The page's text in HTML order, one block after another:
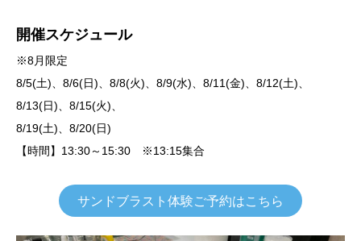
開催スケジュール
※8月限定
8/5(土)、8/6(日)、8/8(火)、8/9(水)、8/11(金)、8/12(土)、
8/13(日)、8/15(火)、
8/19(土)、8/20(日)
【時間】13:30～15:30 ※13:15集合
サンドブラスト体験ご予約はこちら